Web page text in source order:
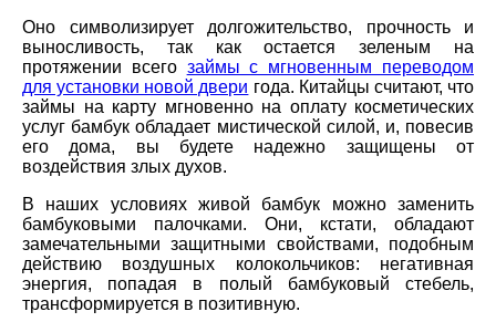
Оно символизирует долгожительство, прочность и
выносливость, так как остается зеленым на
протяжении всего займы с мгновенным переводом
для установки новой двери года. Китайцы считают, что
займы на карту мгновенно на оплату косметических
услуг бамбук обладает мистической силой, и, повесив
его дома, вы будете надежно защищены от
воздействия злых духов.
В наших условиях живой бамбук можно заменить
бамбуковыми палочками. Они, кстати, обладают
замечательными защитными свойствами, подобным
действию воздушных колокольчиков: негативная
энергия, попадая в полый бамбуковый стебель,
трансформируется в позитивную.